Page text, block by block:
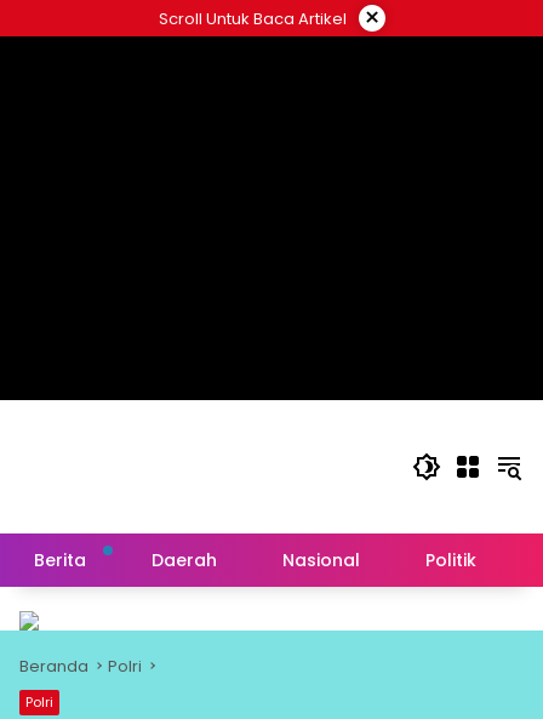
ke
Scroll Untuk Baca Artikel ×
Berita Daerah Nasional Politik
Beranda Polri
Polri